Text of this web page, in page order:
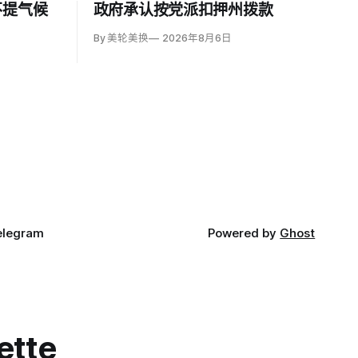
气候 政府承认按党派扣押州拨款
By 美轮美换 2026年8月6日
Powered by Ghost